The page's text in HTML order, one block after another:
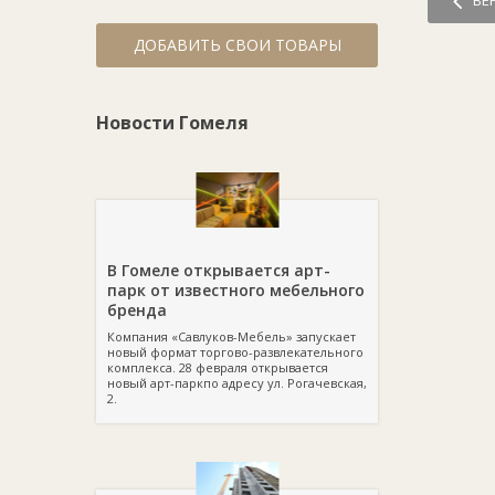
ДОБАВИТЬ СВОИ ТОВАРЫ
Новости Гомеля
В Гомеле открывается арт-
парк от известного мебельного
бренда
Компания «Савлуков-Мебель» запускает
новый формат торгово-развлекательного
комплекса. 28 февраля открывается
новый арт-паркпо адресу ул. Рогачевская,
2.